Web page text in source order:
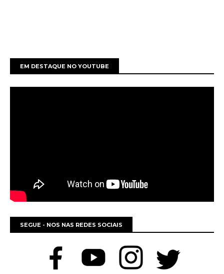
EM DESTAQUE NO YOUTUBE
SEGUE - NOS NAS REDES SOCIAIS